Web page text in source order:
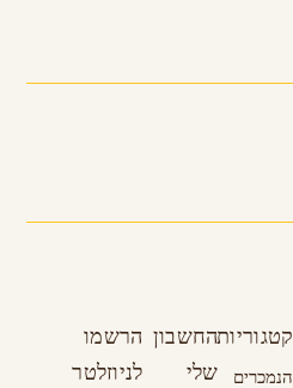
קטגוריות
הנמכרים
החשבון
שלי
הרשמו
לניוזלטר